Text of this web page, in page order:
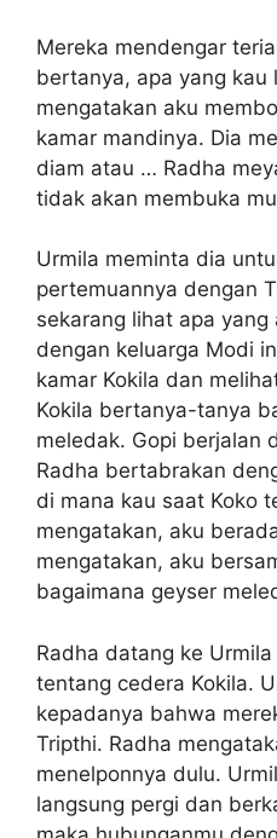
Mereka mendengar
bertanya, apa yang kau
mengatakan aku
kamar mandinya. Dia
diam atau … Radha
tidak akan membuka
Urmila meminta dia
pertemuannya dengan
sekarang lihat apa yang
dengan keluarga Modi
kamar Kokila dan
Kokila bertanya-tanya
meledak. Gopi berjalan
Radha bertabrakan
di mana kau saat Koko
mengatakan, aku
mengatakan, aku
bagaimana geyser
Radha datang ke
tentang cedera Kokila.
kepadanya bahwa
Tripthi. Radha
menelponnya dulu.
langsung pergi dan